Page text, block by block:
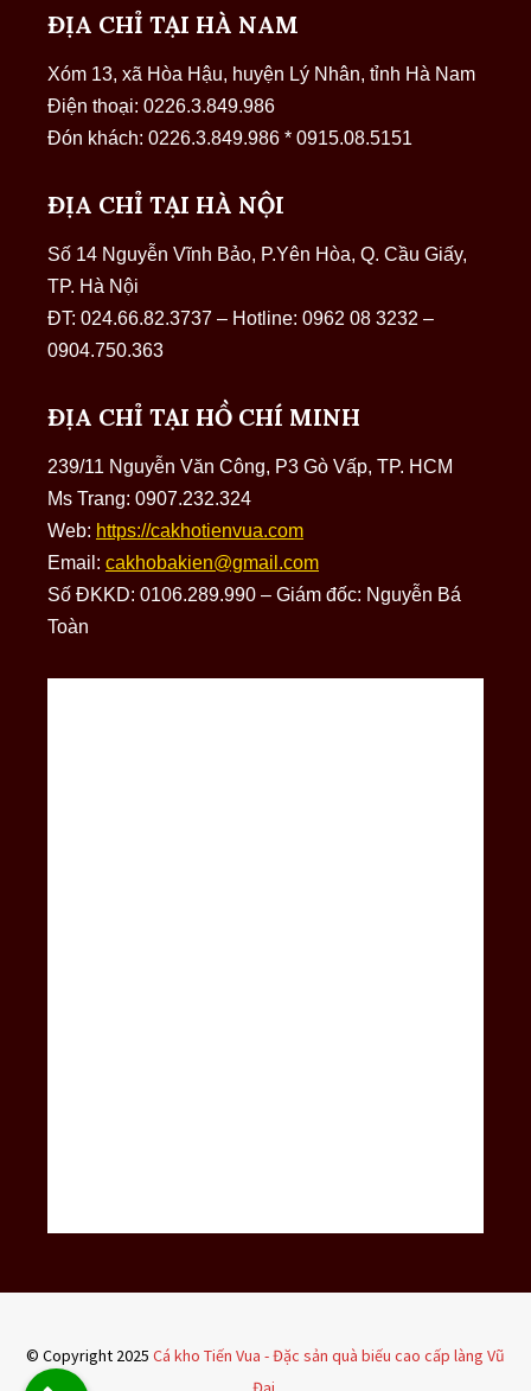
ĐỊA CHỈ TẠI HÀ NAM
Xóm 13, xã Hòa Hậu, huyện Lý Nhân, tỉnh Hà Nam
Điện thoại: 0226.3.849.986
Đón khách: 0226.3.849.986 * 0915.08.5151
ĐỊA CHỈ TẠI HÀ NỘI
Số 14 Nguyễn Vĩnh Bảo, P.Yên Hòa, Q. Cầu Giấy,
TP. Hà Nội
ĐT: 024.66.82.3737 – Hotline: 0962 08 3232 –
0904.750.363
ĐỊA CHỈ TẠI HỒ CHÍ MINH
239/11 Nguyễn Văn Công, P3 Gò Vấp, TP. HCM
Ms Trang: 0907.232.324
Web: https://cakhotienvua.com
Email: cakhobakien@gmail.com
Số ĐKKD: 0106.289.990 – Giám đốc: Nguyễn Bá
Toàn
© Copyright 2025 Cá kho Tiến Vua - Đặc sản quà biếu cao cấp làng Vũ